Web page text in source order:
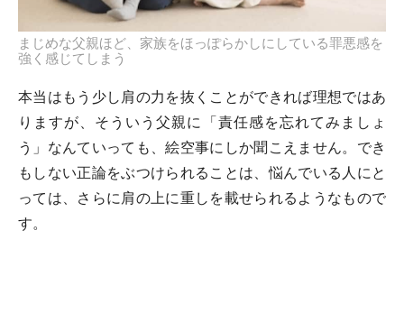
まじめな父親ほど、家族をほっぽらかしにしている罪悪感を
強く感じてしまう
本当はもう少し肩の力を抜くことができれば理想ではあ
りますが、そういう父親に「責任感を忘れてみましょ
う」なんていっても、絵空事にしか聞こえません。でき
もしない正論をぶつけられることは、悩んでいる人にと
っては、さらに肩の上に重しを載せられるようなもので
す。